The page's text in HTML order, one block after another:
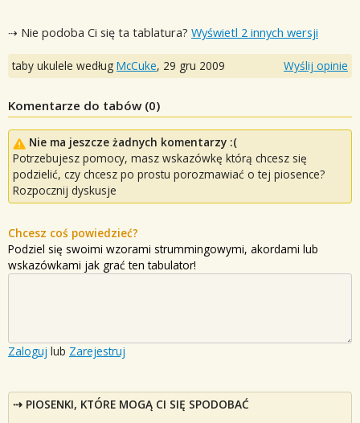
⇢ Nie podoba Ci się ta tablatura? Wyświetl 2 innych wersji
taby ukulele według McCuke, 29 gru 2009 Wyślij opinie
Komentarze do tabów (0)
Nie ma jeszcze żadnych komentarzy :(
Potrzebujesz pomocy, masz wskazówkę którą chcesz się
podzielić, czy chcesz po prostu porozmawiać o tej piosence?
Rozpocznij dyskusje
Chcesz coś powiedzieć?
Podziel się swoimi wzorami strummingowymi, akordami lub
wskazówkami jak grać ten tabulator!
Zaloguj lub Zarejestruj
PIOSENKI, KTÓRE MOGĄ CI SIĘ SPODOBAĆ